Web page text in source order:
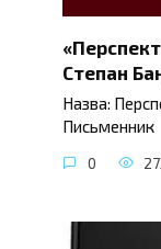
Степан
Назва:
Письменник
0